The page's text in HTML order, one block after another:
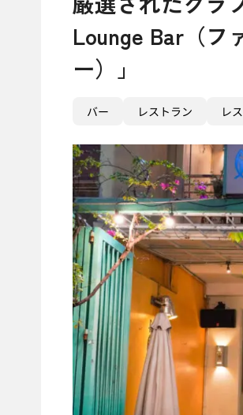
Lounge Bar（フ
ー）」
バー レストラン レ